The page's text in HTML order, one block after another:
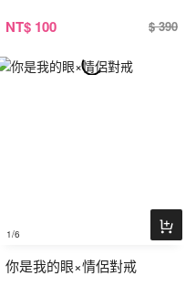
NT$ 100 $ 390
1/6
你是我的眼×情侶對戒